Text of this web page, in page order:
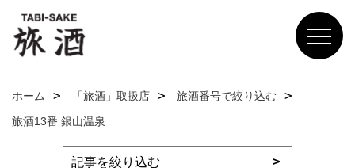
ホーム 「旅酒」取扱店
旅酒番号で絞り込む
旅酒13番 銀山温泉